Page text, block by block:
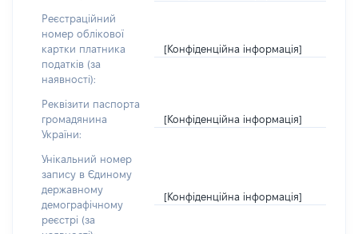
Реєстраційний
номер облікової
картки платника
податків (за
наявності):
[Конфіденційна інформація]
Реквізити паспорта
громадянина
України:
[Конфіденційна інформація]
Унікальний номер
запису в Єдиному
державному
демографічному
реєстрі (за
[Конфіденційна інформація]